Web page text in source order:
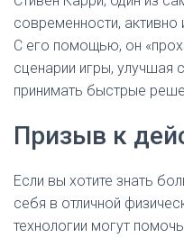
современности, активно
С его помощью, он
сценарии игры,
принимать быстрые
Призыв к
Если вы хотите знать
себя в отличной
технологии могут